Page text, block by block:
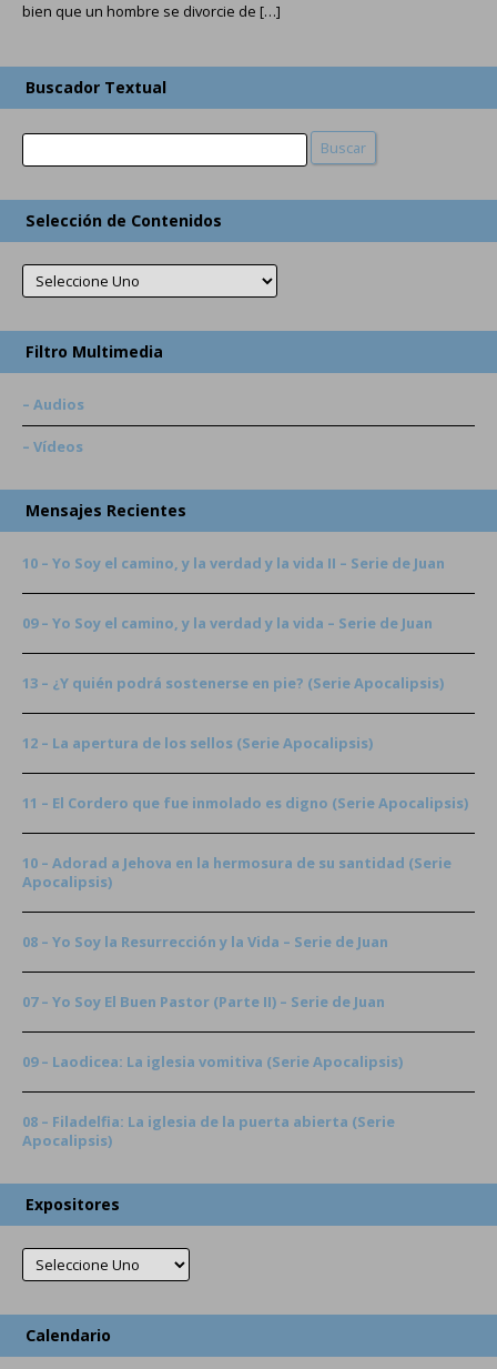
bien que un hombre se divorcie de […]
Buscador Textual
Buscar Buscar
Selección de Contenidos
Filtro Multimedia
– Audios
– Vídeos
Mensajes Recientes
10 – Yo Soy el camino, y la verdad y la vida II – Serie de Juan
09 – Yo Soy el camino, y la verdad y la vida – Serie de Juan
13 – ¿Y quién podrá sostenerse en pie? (Serie Apocalipsis)
12 – La apertura de los sellos (Serie Apocalipsis)
11 – El Cordero que fue inmolado es digno (Serie Apocalipsis)
10 – Adorad a Jehova en la hermosura de su santidad (Serie
Apocalipsis)
08 – Yo Soy la Resurrección y la Vida – Serie de Juan
07 – Yo Soy El Buen Pastor (Parte II) – Serie de Juan
09 – Laodicea: La iglesia vomitiva (Serie Apocalipsis)
08 – Filadelfia: La iglesia de la puerta abierta (Serie
Apocalipsis)
Expositores
Calendario